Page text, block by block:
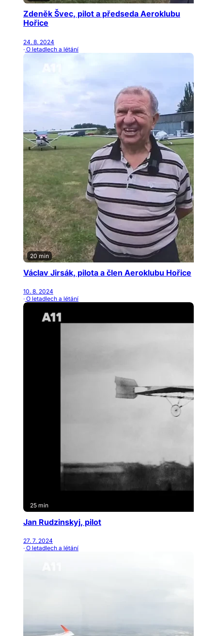
Zdeněk Švec, pilot a předseda Aeroklubu
Hořice
24. 8. 2024
· O letadlech a létání
20 min
Václav Jirsák, pilota a člen Aeroklubu Hořice
10. 8. 2024
· O letadlech a létání
25 min
Jan Rudzinskyj, pilot
27. 7. 2024
· O letadlech a létání